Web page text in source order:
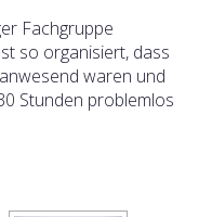
Fachgruppe
so organisiert, dass
waren und
Stunden problemlos